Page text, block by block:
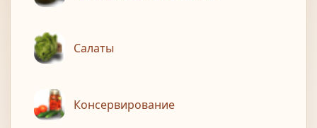
Салаты
Консервирование